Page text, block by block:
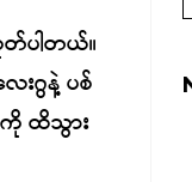
ပါတယ်။
းဂွနဲ့ ပစ်
ထိသွား